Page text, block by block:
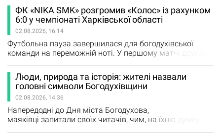
офіс, автомобіль, а також житлові будинки й
господарські споруди. У Богодухові ворожими ударами
пошкоджено магазин, цивільне підприємство, офісне
приміщення та автомобіль. У селі Одноробівка
Золочівської громади пошкоджені…
ФК «NIKA SMK» розгромив «Колос» із рахунком
6:0 у чемпіонаті Харківської області
02.08.2026, 16:14
Футбольна пауза завершилася для богодухівської
команди на переможній ноті. У першому матчі другого
впевнено переграв ФК «Колос» із Сахновщини.
Домашній поєдинок завершився розгромною
перемогою господарів із рахунком 6:0. Богодухівські
футболісти продемонстрували впевнену гру, ефективну
реалізацію…
Люди, природа та історія: жителі назвали
головні символи Богодухівщини
02.08.2026, 14:36
Напередодні до Дня міста Богодухова,
маяківці запитали своїх читачів, чим, на їхню думку,